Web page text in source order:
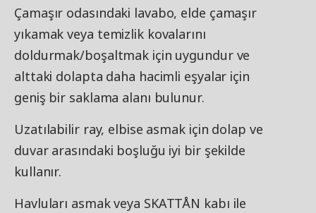
Çamaşır odasındaki lavabo, elde çamaşır
yıkamak veya temizlik kovalarını
doldurmak/boşaltmak için uygundur ve
alttaki dolapta daha hacimli eşyalar için
geniş bir saklama alanı bulunur.
Uzatılabilir ray, elbise asmak için dolap ve
duvar arasındaki boşluğu iyi bir şekilde
kullanır.
Havluları asmak veya SKATTÅN kabı ile